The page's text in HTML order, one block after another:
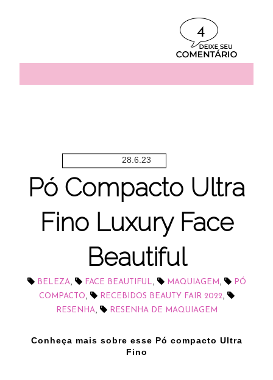
4
28.6.23
Pó Compacto Ultra
Fino Luxury Face
Beautiful
BELEZA, FACE BEAUTIFUL, MAQUIAGEM ,
PÓ
COMPACTO, RECEBIDOS BEAUTY FAIR 2022,
RESENHA, RESENHA DE MAQUIAGEM
Conheça mais sobre esse Pó compacto Ultra
Fino